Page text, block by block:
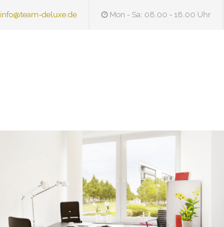
info@team-deluxe.de Mon - Sa: 08.00 - 18.00 Uhr